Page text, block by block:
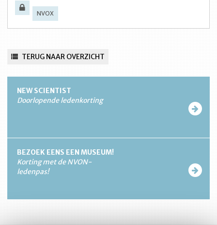
NVOX
TERUG NAAR OVERZICHT
NEW SCIENTIST
Doorlopende ledenkorting
BEZOEK EENS EEN MUSEUM!
Korting met de NVON-
ledenpas!